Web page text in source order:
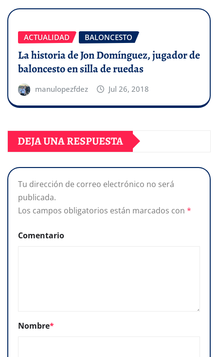
ACTUALIDAD BALONCESTO
La historia de Jon Domínguez, jugador de
baloncesto en silla de ruedas
manulopezfdez Jul 26, 2018
DEJA UNA RESPUESTA
Tu dirección de correo electrónico no será
publicada.
Los campos obligatorios están marcados con *
Comentario
Nombre*